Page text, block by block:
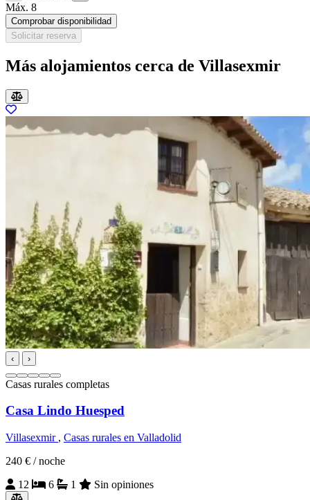
Máx. 8
Comprobar disponibilidad
Solicitar reserva
Más alojamientos cerca de Villasexmir
‹ ›
Casas rurales completas
Casa Lindo Huesped
Villasexmir , Casas rurales en Valladolid
240 € / noche
12
6 1 Sin opiniones